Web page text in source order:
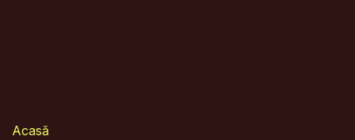
Acasă